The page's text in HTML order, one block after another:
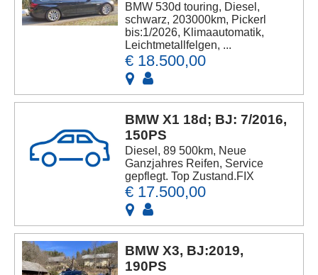
BMW 530d touring, Diesel,
schwarz, 203000km, Pickerl
bis:1/2026, Klimaautomatik,
Leichtmetallfelgen, ...
€ 18.500,00
BMW X1 18d; BJ: 7/2016,
150PS
Diesel, 89 500km, Neue
Ganzjahres Reifen, Service
gepflegt. Top Zustand.FIX
€ 17.500,00
BMW X3, BJ:2019,
190PS